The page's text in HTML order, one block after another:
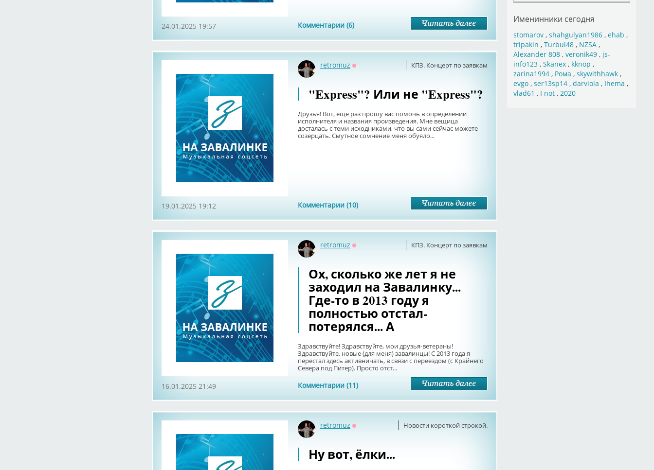
Комментарии (6)
24.01.2025 19:57
КПЗ. Концерт по заявкам
retromuz
"Express"? Или не "Express"?
Друзья! Вот, ещё раз прошу вас помочь в определении
исполнителя и названия произведения. Мне вещица
досталась с теми исходниками, что вы сами сейчас можете
созерцать. Смутное сомнение меня обуяло...
Комментарии (10)
19.01.2025 19:12
КПЗ. Концерт по заявкам
retromuz
Ох, сколько же лет я не
заходил на Завалинку...
Где-то в 2013 году я
полностью отстал-
потерялся... А
Здравствуйте! Здравствуйте, мои друзья-ветераны!
Здравствуйте, новые (для меня) завалинцы! С 2013 года я
перестал здесь активничать, в связи с переездом (с Крайнего
Севера под Питер). Просто отст...
Комментарии (11)
16.01.2025 21:49
Новости короткой строкой.
retromuz
Ну вот, ёлки...
Именинники сегодня
stomarov, shahgulyan1986, ehab ,
tripakin , Turbul48, NZSA,
Alexander 808, veronik49, js-
info123, Skanex, kknop ,
zarina1994, Рома , skywithhawk,
evgo, ser13sp14, darviola , Ihema ,
vlad61 , I not, 2020